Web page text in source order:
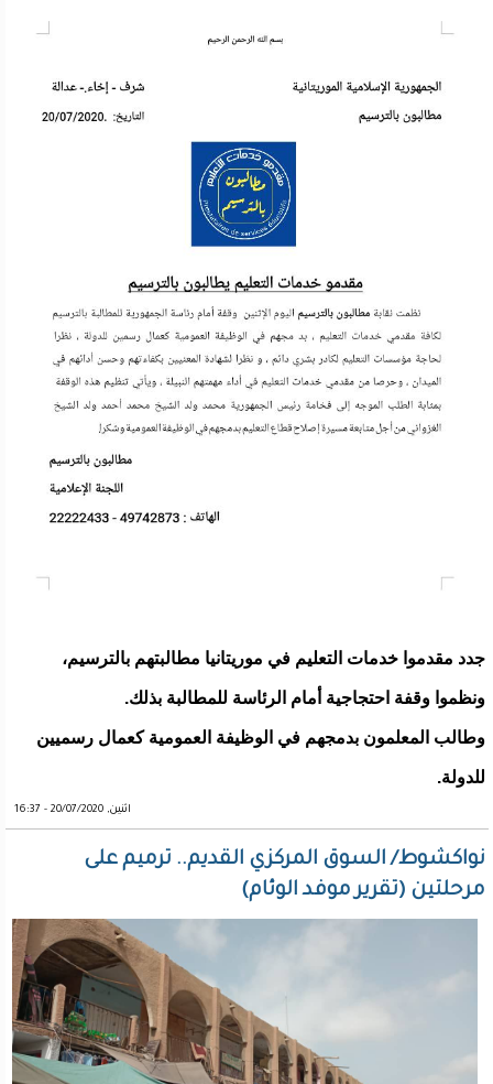
جدد مقدموا خدمات التعليم في موريتانيا مطالبتهم بالترسيم،
ونظموا وقفة احتجاجية أمام الرئاسة للمطالبة بذلك.
وطالب المعلمون بدمجهم في الوظيفة العمومية كعمال رسميين
للدولة.
اثنين, 20/07/2020 - 16:37
نواكشوط/ السوق المركزي القديم.. ترميم على
مرحلتين (تقرير موفد الوئام)